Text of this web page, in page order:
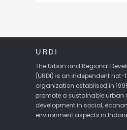
URDI
The Urban and Regional
(URDI) is an independent
organization establised in
promote a sustainable urban
development in social,
environment aspects in